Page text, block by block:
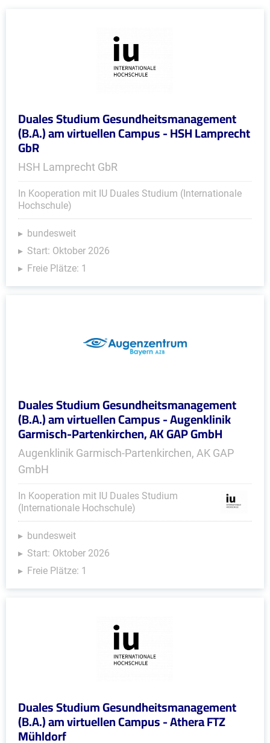
Duales Studium Gesundheitsmanagement
(B.A.) am virtuellen Campus - HSH Lamprecht
GbR
HSH Lamprecht GbR
In Kooperation mit IU Duales Studium (Internationale
Hochschule)
bundesweit
Start: Oktober 2026
Freie Plätze: 1
Duales Studium Gesundheitsmanagement
(B.A.) am virtuellen Campus - Augenklinik
Garmisch-Partenkirchen, AK GAP GmbH
Augenklinik Garmisch-Partenkirchen, AK GAP
GmbH
In Kooperation mit IU Duales Studium
(Internationale Hochschule)
bundesweit
Start: Oktober 2026
Freie Plätze: 1
Duales Studium Gesundheitsmanagement
(B.A.) am virtuellen Campus - Athera FTZ
Mühldorf